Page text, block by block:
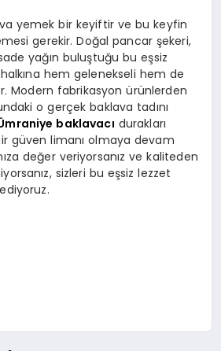
yemek bir keyiftir ve bu keyfin
gerekir. Doğal pancar şekeri,
yağın buluştuğu bu eşsiz
hem gelenekseli hem de
Modern fabrikasyon ürünlerden
o gerçek baklava tadını
baklavacı durakları
güven limanı olmaya devam
değer veriyorsanız ve kaliteden
sizleri bu eşsiz lezzet